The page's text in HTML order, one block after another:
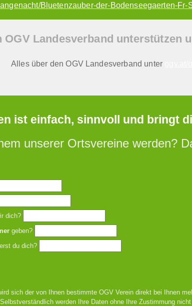
Bluetenzauber-der-Bodenseegaerten-Fr-
OGV Landesverband unterstützen
Alles über den OGV Landesverband unter
ist einfach, sinnvoll und bringt
unserer Ortsvereine werden?
dich?
geben?
du dich?
sich der von Ihnen bestimmte OGV Verein direkt bei Ihnen
werden Ihre Daten ohne Ihre Zustimmung nicht